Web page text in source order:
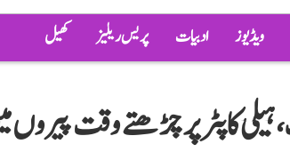
ویڈیوز ادبیات پریس ریلیز کھیل
ہیلی کاپٹر پر چڑھتے وقت پیروں